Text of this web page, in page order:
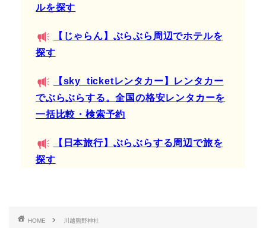
ルを探す
【じゃらん】ぶらぶら周辺でホテルを
探す
【sky_ticketレンタカー】レンタカー
でぶらぶらする。全国の格安レンタカーを
一括比較・検索予約
【日本旅行】ぶらぶらする周辺で旅を
探す
HOME 川越熊野神社